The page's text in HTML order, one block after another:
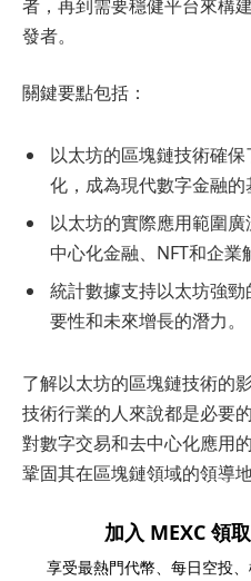
者，再到需要穩健平台來構
發者。
關鍵要點包括：
以太坊的區塊鏈技術確
化，成為現代數字金融的
以太坊的實際應用範圍
中心化金融、NFT和企業
統計數據支持以太坊強
要性和未來增長的潛力。
了解以太坊的區塊鏈技術的
技術行業的人來說都是必要
對數字交易和去中心化應用
鞏固其在區塊鏈領域的領導地
加入 MEXC 領
享受最熱門代幣、每日空投